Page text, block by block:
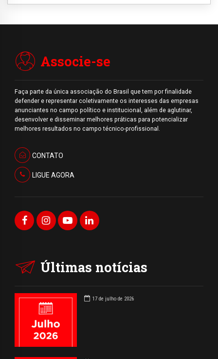
Associe-se
Faça parte da única associação do Brasil que tem por finalidade
defender e representar coletivamente os interesses das empresas
anunciantes no campo político e institucional, além de aglutinar,
desenvolver e disseminar melhores práticas para potencializar
melhores resultados no campo técnico-profissional.
CONTATO
LIGUE AGORA
Últimas notícias
17 de julho de 2026